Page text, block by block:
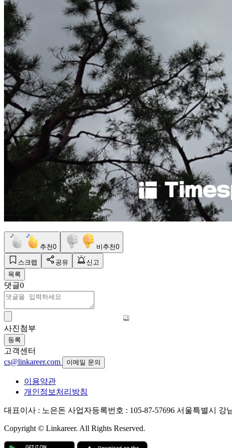
추천0 비추천0
스크랩 공유
신고
목록
댓글0
사진첨부
등록
고객센터
cs@linkareer.com
이메일 문의
이용약관
개인정보처리방침
대표이사 : 노은돈 사업자등록번호 : 105-87-57696 서울특별시 강
Copyright © Linkareer. All Rights Reserved.